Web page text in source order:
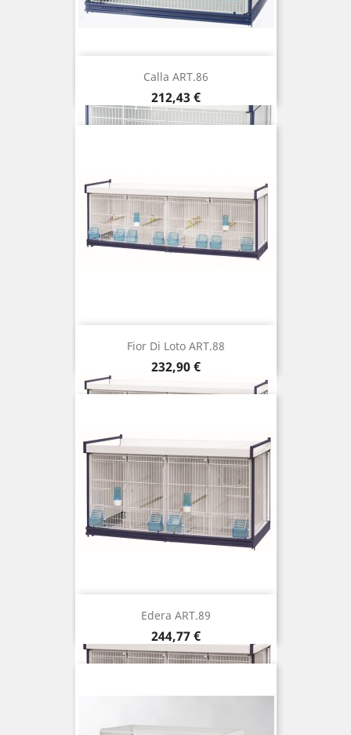
Calla ART.86
Prix
212,43 €
Fior Di Loto ART.88
Prix
232,90 €
Edera ART.89
Prix
244,77 €